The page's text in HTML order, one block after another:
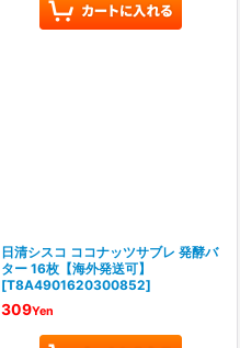
日清シスコ ココナッツサブレ 発酵バ
ター 16枚【海外発送可】
[T8A4901620300852]
309Yen